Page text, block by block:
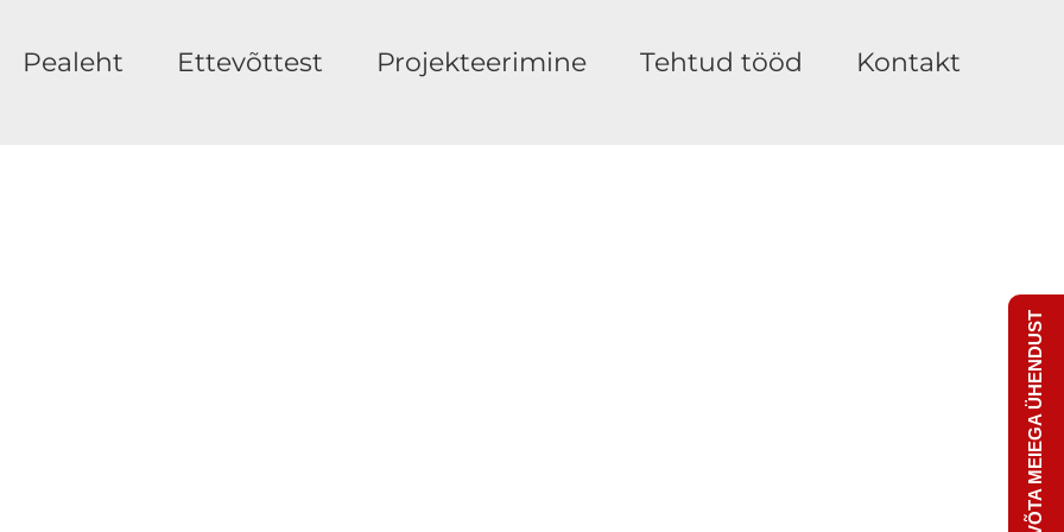
Pealeht Ettevõttest Projekteerimine Tehtud tööd Kontakt
VÕTA MEIEGA ÜHENDUST